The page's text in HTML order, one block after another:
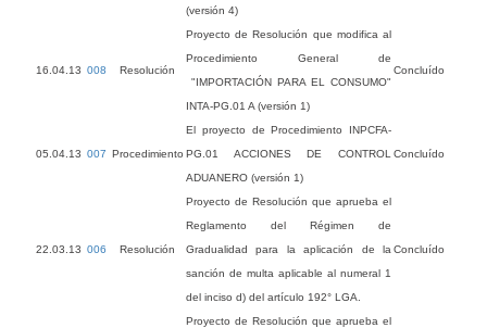
(versión 4)
16.04.13 008 Resolución
Proyecto de Resolución que modifica al
Procedimiento General de
"IMPORTACIÓN PARA EL CONSUMO"
INTA-PG.01 A (versión 1)
Concluído
05.04.13 007 Procedimiento
El proyecto de Procedimiento INPCFA-
PG.01 ACCIONES DE CONTROL
ADUANERO (versión 1)
Concluído
22.03.13 006 Resolución
Proyecto de Resolución que aprueba el
Reglamento del Régimen de
Gradualidad para la aplicación de la
sanción de multa aplicable al numeral 1
del inciso d) del artículo 192° LGA.
Concluído
Proyecto de Resolución que aprueba el